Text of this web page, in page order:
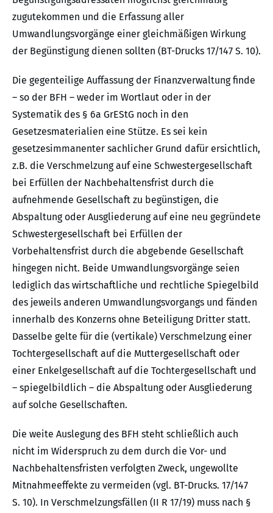
zugutekommen und die Erfassung aller
Umwandlungsvorgänge einer gleichmäßigen Wirkung
der Begünstigung dienen sollten (BT-Drucks 17/147 S. 10).
Die gegenteilige Auffassung der Finanzverwaltung finde
– so der BFH – weder im Wortlaut oder in der
Systematik des § 6a GrEStG noch in den
Gesetzesmaterialien eine Stütze. Es sei kein
gesetzesimmanenter sachlicher Grund dafür ersichtlich,
z.B. die Verschmelzung auf eine Schwestergesellschaft
bei Erfüllen der Nachbehaltensfrist durch die
aufnehmende Gesellschaft zu begünstigen, die
Abspaltung oder Ausgliederung auf eine neu gegründete
Schwestergesellschaft bei Erfüllen der
Vorbehaltensfrist durch die abgebende Gesellschaft
hingegen nicht. Beide Umwandlungsvorgänge seien
lediglich das wirtschaftliche und rechtliche Spiegelbild
des jeweils anderen Umwandlungsvorgangs und fänden
innerhalb des Konzerns ohne Beteiligung Dritter statt.
Dasselbe gelte für die (vertikale) Verschmelzung einer
Tochtergesellschaft auf die Muttergesellschaft oder
einer Enkelgesellschaft auf die Tochtergesellschaft und
– spiegelbildlich – die Abspaltung oder Ausgliederung
auf solche Gesellschaften.
Die weite Auslegung des BFH steht schließlich auch
nicht im Widerspruch zu dem durch die Vor- und
Nachbehaltensfristen verfolgten Zweck, ungewollte
Mitnahmeeffekte zu vermeiden (vgl. BT-Drucks. 17/147
S. 10). In Verschmelzungsfällen (II R 17/19) muss nach §